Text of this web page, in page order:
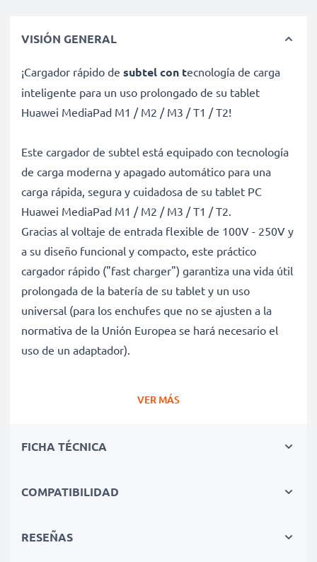
VISIÓN GENERAL
¡Cargador rápido de subtel con tecnología de carga
inteligente para un uso prolongado de su tablet
Huawei MediaPad M1 / M2 / M3 / T1 / T2!
Este cargador de subtel está equipado con tecnología
de carga moderna y apagado automático para una
carga rápida, segura y cuidadosa de su tablet PC
Huawei MediaPad M1 / M2 / M3 / T1 / T2.
Gracias al voltaje de entrada flexible de 100V - 250V y
a su diseño funcional y compacto, este práctico
cargador rápido ("fast charger") garantiza una vida útil
prolongada de la batería de su tablet y un uso
universal (para los enchufes que no se ajusten a la
normativa de la Unión Europea se hará necesario el
uso de un adaptador).
✔ Conexión - Adecuado para todas las tablets con el
✔ Tecnología moderna - Carga rápida (High-Speed
útil prolongada de su tableta
VER MÁS
FICHA TÉCNICA
COMPATIBILIDAD
RESEÑAS